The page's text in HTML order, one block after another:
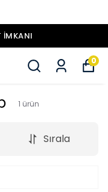
İMKANI
0
1 ürün
Sırala